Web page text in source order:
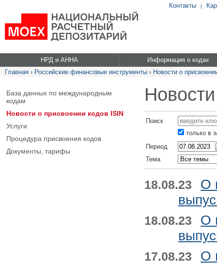
Контакты |
НРД и АННА
Информация о кодах
Главная › Российские финансовые инструменты › Новости о
База данных по международным
кодам
Новости о присвоении кодов ISIN
Услуги
Процедура присвоения кодов
Документы, тарифы
Поиск
только в
Период
Тема
18.08.23
О
18.08.23
О
17.08.23 О